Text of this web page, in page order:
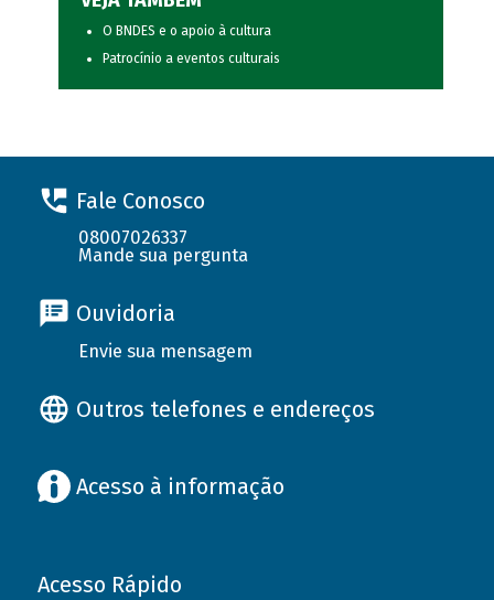
O BNDES e o apoio à cultura
Patrocínio a eventos culturais
Fale Conosco
08007026337
Mande sua pergunta
Ouvidoria
Envie sua mensagem
Outros telefones e endereços
Acesso à informação
Acesso Rápido